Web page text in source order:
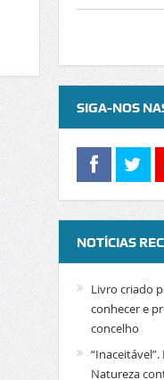
SIGA-NOS
NOTÍCIAS
Livro criado
conhecer e
concelho
Natureza